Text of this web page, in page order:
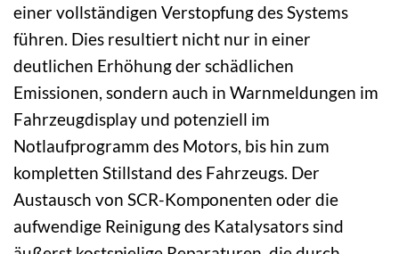
einer vollständigen Verstopfung des Systems
führen. Dies resultiert nicht nur in einer
deutlichen Erhöhung der schädlichen
Emissionen, sondern auch in Warnmeldungen im
Fahrzeugdisplay und potenziell im
Notlaufprogramm des Motors, bis hin zum
kompletten Stillstand des Fahrzeugs. Der
Austausch von SCR-Komponenten oder die
aufwendige Reinigung des Katalysators sind